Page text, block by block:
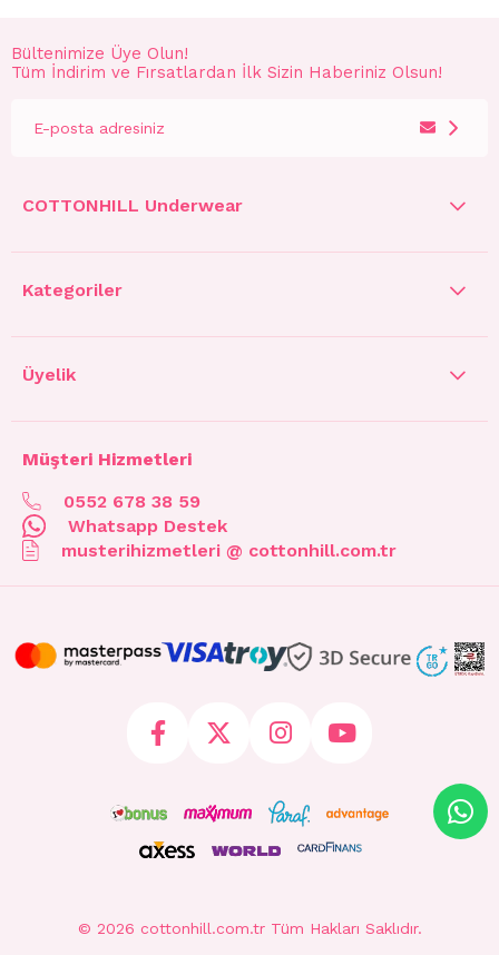
Bültenimize Üye Olun!
Tüm İndirim ve Fırsatlardan İlk Sizin Haberiniz Olsun!
COTTONHILL Underwear
Kategoriler
Üyelik
Müşteri Hizmetleri
0552 678 38 59
Whatsapp Destek
musterihizmetleri @ cottonhill.com.tr
© 2026 cottonhill.com.tr Tüm Hakları Saklıdır.